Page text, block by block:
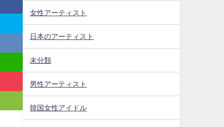
女性アーティスト
日本のアーティスト
未分類
男性アーティスト
韓国女性アイドル